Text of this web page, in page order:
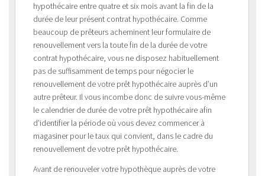
hypothécaire entre quatre et six mois avant la fin de la
durée de leur présent contrat hypothécaire. Comme
beaucoup de prêteurs acheminent leur formulaire de
renouvellement vers la toute fin de la durée de votre
contrat hypothécaire, vous ne disposez habituellement
pas de suffisamment de temps pour négocier le
renouvellement de votre prêt hypothécaire auprès d’un
autre prêteur. Il vous incombe donc de suivre vous-même
le calendrier de durée de votre prêt hypothécaire afin
d’identifier la période où vous devez commencer à
magasiner pour le taux qui convient, dans le cadre du
renouvellement de votre prêt hypothécaire.
Avant de renouveler votre hypothèque auprès de votre